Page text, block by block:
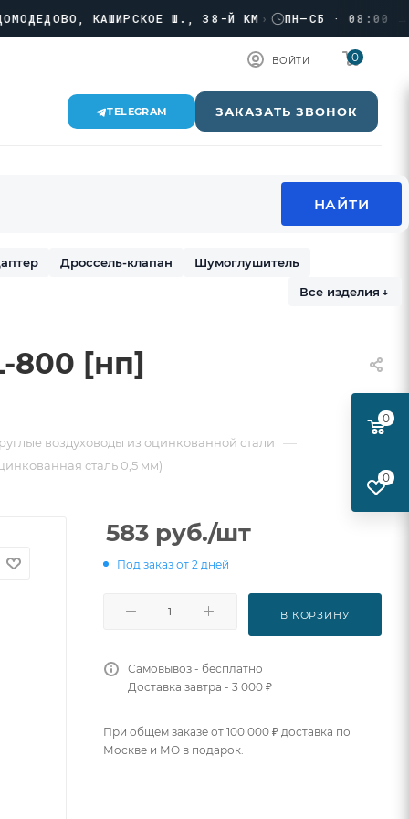
КАШИРСКОЕ Ш., 38-Й КМ› ПН–СБ · 08:00 →
ВОЙТИ 0
TELEGRAM ЗАКАЗАТЬ ЗВОНОК
Дроссель-клапан
Шумоглушитель
Все изделия ↓
800 [нп]
воздуховоды из оцинкованной стали —
сталь 0,5 мм)
583 руб./шт
Под заказ от 2 дней
В КОРЗИНУ
Самовывоз - бесплатно
Доставка завтра - 3 000 ₽
При общем заказе от 100 000 ₽ доставка по
Москве и МО в подарок.
0
0